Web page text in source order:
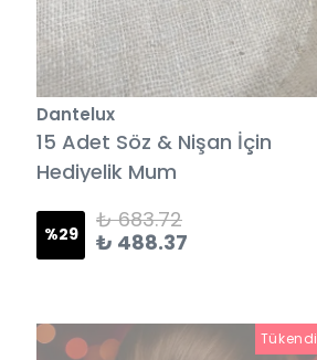
Dantelux
15 Adet Söz & Nişan İçin
Hediyelik Mum
%29
₺ 683.72
₺ 488.37
Tükendi